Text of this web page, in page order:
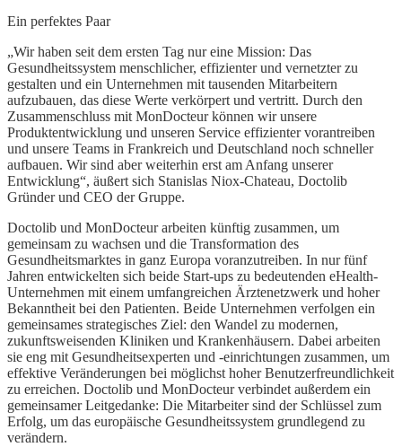
Ein perfektes Paar
„Wir haben seit dem ersten Tag nur eine Mission: Das
Gesundheitssystem menschlicher, effizienter und vernetzter zu
gestalten und ein Unternehmen mit tausenden Mitarbeitern
aufzubauen, das diese Werte verkörpert und vertritt. Durch den
Zusammenschluss mit MonDocteur können wir unsere
Produktentwicklung und unseren Service effizienter vorantreiben
und unsere Teams in Frankreich und Deutschland noch schneller
aufbauen. Wir sind aber weiterhin erst am Anfang unserer
Entwicklung“, äußert sich Stanislas Niox-Chateau, Doctolib
Gründer und CEO der Gruppe.
Doctolib und MonDocteur arbeiten künftig zusammen, um
gemeinsam zu wachsen und die Transformation des
Gesundheitsmarktes in ganz Europa voranzutreiben. In nur fünf
Jahren entwickelten sich beide Start-ups zu bedeutenden eHealth-
Unternehmen mit einem umfangreichen Ärztenetzwerk und hoher
Bekanntheit bei den Patienten. Beide Unternehmen verfolgen ein
gemeinsames strategisches Ziel: den Wandel zu modernen,
zukunftsweisenden Kliniken und Krankenhäusern. Dabei arbeiten
sie eng mit Gesundheitsexperten und -einrichtungen zusammen, um
effektive Veränderungen bei möglichst hoher Benutzerfreundlichkeit
zu erreichen. Doctolib und MonDocteur verbindet außerdem ein
gemeinsamer Leitgedanke: Die Mitarbeiter sind der Schlüssel zum
Erfolg, um das europäische Gesundheitssystem grundlegend zu
verändern.